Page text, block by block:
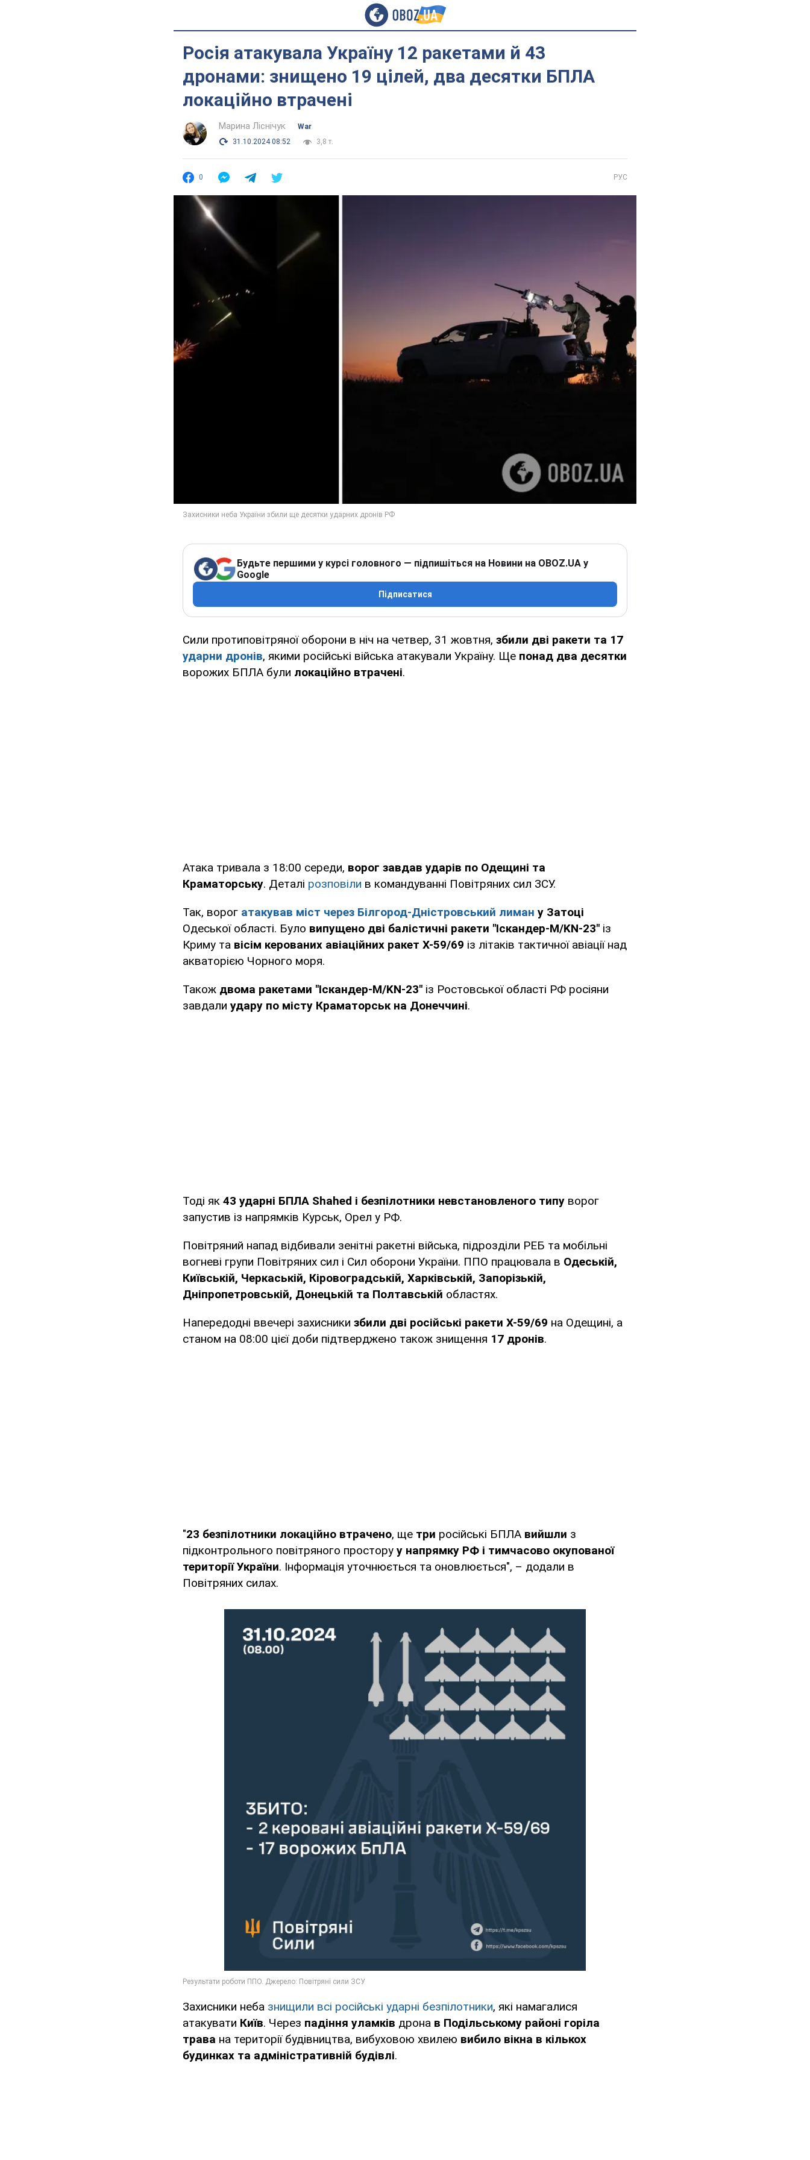
Росія атакувала Україну 12 ракетами й 43
дронами: знищено 19 цілей, два десятки БПЛА
локаційно втрачені
Марина Ліснічук
War
31.10.2024 08:52
3,8 т.
0 РУС
Будьте першими у курсі головного — підпишіться на Новини на OBOZ.UA у
Google
Підписатися
Сили протиповітряної оборони в ніч на четвер, 31 жовтня, збили дві ракети та 17
ударни дронів, якими російські війська атакували Україну. Ще понад два десятки
ворожих БПЛА були локаційно втрачені.
Атака тривала з 18:00 середи, ворог завдав ударів по Одещині та
Краматорську. Деталі розповіли в командуванні Повітряних сил ЗСУ.
Так, ворог атакував міст через Білгород-Дністровський лиман у Затоці
Одеської області. Було випущено дві балістичні ракети "Іскандер-М/KN-23" із
Криму та вісім керованих авіаційних ракет Х-59/69 із літаків тактичної авіації над
акваторією Чорного моря.
Також двома ракетами "Іскандер-М/KN-23" із Ростовської області РФ росіяни
завдали удару по місту Краматорськ на Донеччині.
Тоді як 43 ударні БПЛА Shahed і безпілотники невстановленого типу ворог
запустив із напрямків Курськ, Орел у РФ.
Повітряний напад відбивали зенітні ракетні війська, підрозділи РЕБ та мобільні
вогневі групи Повітряних сил і Сил оборони України. ППО працювала в Одеській,
Київській, Черкаській, Кіровоградській, Харківській, Запорізькій,
Дніпропетровській, Донецькій та Полтавській областях.
Напередодні ввечері захисники збили дві російські ракети Х-59/69 на Одещині, а
станом на 08:00 цієї доби підтверджено також знищення 17 дронів.
"23 безпілотники локаційно втрачено, ще три російські БПЛА вийшли з
підконтрольного повітряного простору у напрямку РФ і тимчасово окупованої
території України. Інформація уточнюється та оновлюється", – додали в
Повітряних силах.
Захисники неба знищили всі російські ударні безпілотники, які намагалися
атакувати Київ. Через падіння уламків дрона в Подільському районі горіла
трава на території будівництва, вибуховою хвилею вибило вікна в кількох
будинках та адміністративній будівлі.